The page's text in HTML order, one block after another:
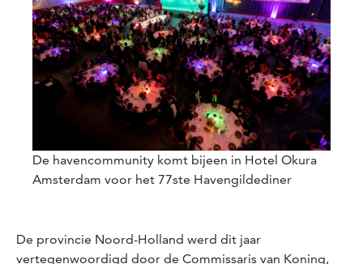
De havencommunity komt bijeen in Hotel Okura
Amsterdam voor het 77ste Havengildediner
De provincie Noord-Holland werd dit jaar
vertegenwoordigd door de Commissaris van Koning,